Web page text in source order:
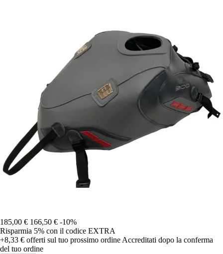
185,00 € 166,50 € -10%
Risparmia 5% con il codice EXTRA
+8,33 € offerti sul tuo prossimo ordine Accreditati dopo la conferma
del tuo ordine